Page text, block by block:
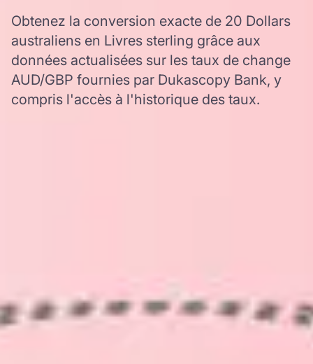
Obtenez la conversion exacte de 20 Dollars
australiens en Livres sterling grâce aux
données actualisées sur les taux de change
AUD/GBP fournies par Dukascopy Bank, y
compris l'accès à l'historique des taux.